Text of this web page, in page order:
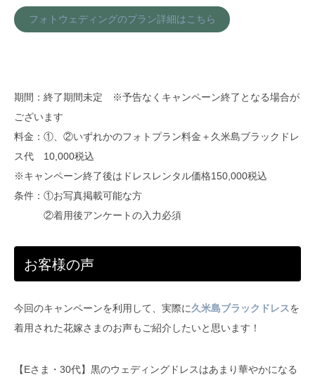
フォトウェディングのプラン詳細はこちら
期間：終了期間未定 ※予告なくキャンペーン終了となる場合が
ございます
⁡料金：①、②いずれかのフォトプラン料金＋久米島ブラックドレ
ス代 10,000税込
※キャンペーン終了後はドレスレンタル価格150,000税込
条件：①お写真掲載可能な方
②着用後アンケートの入力必須
お客様の声
今回のキャンペーンを利用して、実際に久米島ブラックドレスを
着用された花嫁さまのお声もご紹介したいと思います！
【Eさま・30代】黒のウェディングドレスはあまり華やかになる